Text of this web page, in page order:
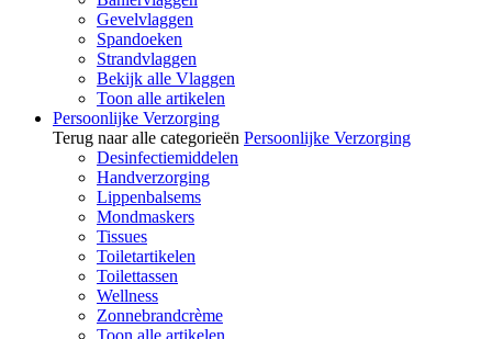
Gevelvlaggen
Spandoeken
Strandvlaggen
Bekijk alle Vlaggen
Toon alle artikelen
Persoonlijke Verzorging
Terug naar alle categorieën Persoonlijke Verzorging
Desinfectiemiddelen
Handverzorging
Lippenbalsems
Mondmaskers
Tissues
Toiletartikelen
Toilettassen
Wellness
Zonnebrandcrème
Toon alle artikelen